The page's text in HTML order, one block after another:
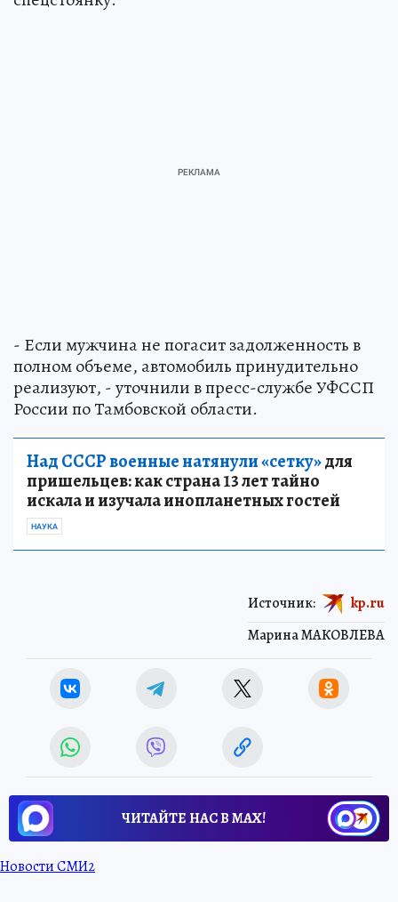
- Если мужчина не погасит задолженность в
полном объеме, автомобиль принудительно
реализуют, - уточнили в пресс-службе УФССП
России по Тамбовской области.
Над СССР военные натянули «сетку»для
пришельцев: как страна 13 лет тайно
искала и изучала инопланетных гостей
НАУКА
Марина МАКОВЛЕВА
Источник: kp.ru
ЧИТАЙТЕ НАС В МАХ!
Новости СМИ2